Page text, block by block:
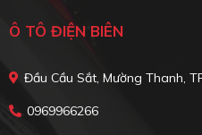
Ô TÔ ĐIỆN BIÊN
Đầu Cầu Sắt, Mường Thanh,
0969966266